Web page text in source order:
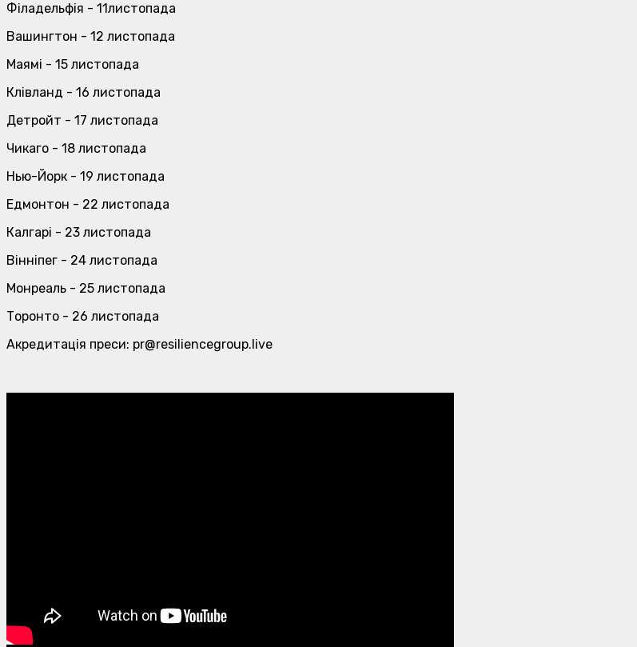
Філадельфія - 11листопада
Вашингтон - 12 листопада
Маямі - 15 листопада
Клівланд - 16 листопада
Детройт - 17 листопада
Чикаго - 18 листопада
Нью-Йорк - 19 листопада
Едмонтон - 22 листопада
Калгарі - 23 листопада
Вінніпег - 24 листопада
Монреаль - 25 листопада
Торонто - 26 листопада
Акредитація преси: pr@resiliencegroup.live